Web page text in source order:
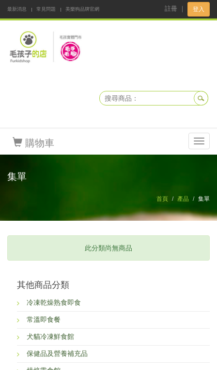
最新消息 常見問題
美樂狗品牌官網
註冊 登入
購物車
集單
首頁 產品 集單
此分類尚無商品
其他商品分類
冷凍乾燥熟食即食
常溫即食餐
犬貓冷凍鮮食館
保健品及營養補充品